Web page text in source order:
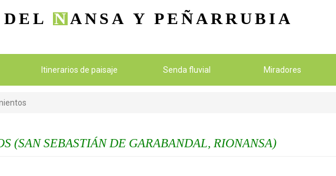
NANSA Y PEÑARRUBIA
Itinerarios de paisaje Senda fluvial Miradores
(SAN SEBASTIÁN DE GARABANDAL, RIONANSA)